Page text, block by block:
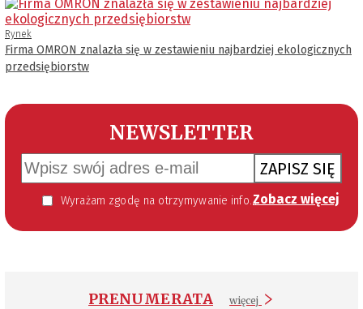
Rynek
Firma OMRON znalazła się w zestawieniu najbardziej ekologicznych
przedsiębiorstw
NEWSLETTER
ZAPISZ SIĘ
Wyrażam zgodę na otrzymywanie informacji handlowej kierowanej do mnie za pomocą środków komunikacji elektronicznej w szczególności poczty elektronicznej zgodnie z przepisem art. 10 ust 2 ustawy z dnia 18 lipca 2002 roku o świadczeniu usług drogą elektroniczną (Dz. U. 144 z 2002 r. poz. 1204). Zgoda jest dobrowolna, jednak jej wyrażenie jest konieczne, aby otrzymywać newsletter. Zobacz więcej
PRENUMERATA więcej